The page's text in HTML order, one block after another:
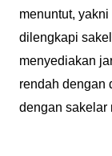
menuntut,
dilengkapi
menyediakan
rendah dengan
dengan sakelar